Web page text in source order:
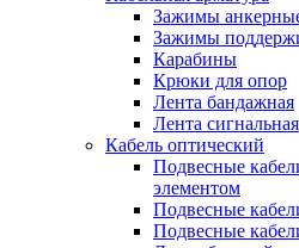
Зажимы
Зажимы
Карабины
Крюки для опор
Лента бандажная
Лента сигнальная
Кабель оптический
Подвесные
элементом
Подвесные
Подвесные